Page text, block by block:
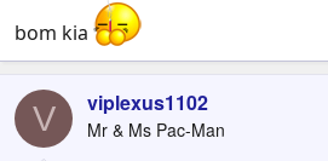
bom kia
V viplexus1102
Mr & Ms Pac-Man